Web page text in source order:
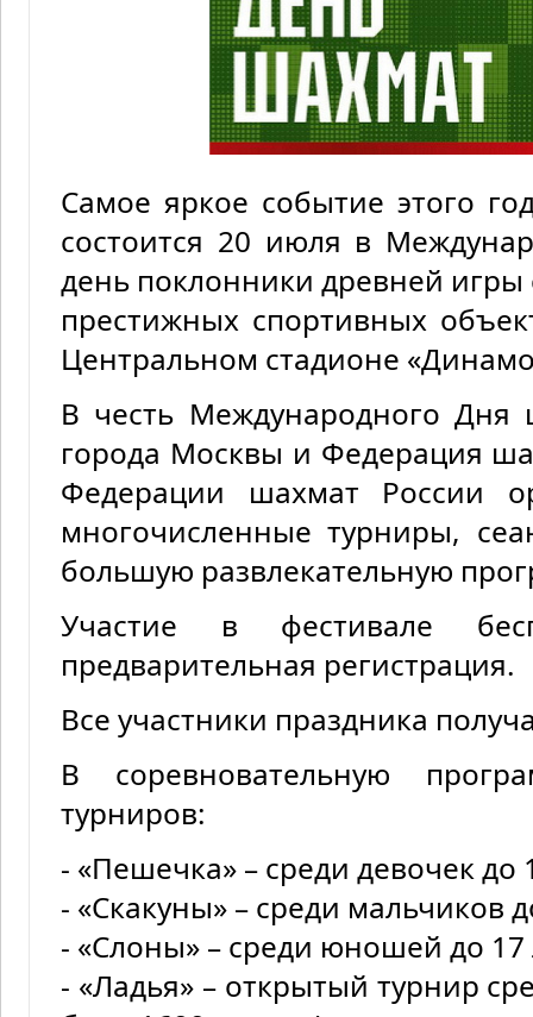
Самое яркое событие этого
состоится 20 июля в
день поклонники древней
престижных спортивных
Центральном стадионе
В честь Международного Дня
города Москвы и Федерация
Федерации шахмат России
многочисленные турниры,
большую развлекательную
Участие в фестивале
предварительная регистрация.
Все участники праздника
В соревновательную
турниров:
- «Пешечка» – среди девочек до
- «Скакуны» – среди мальчиков
- «Слоны» – среди юношей до 17
- «Ладья» – открытый турнир